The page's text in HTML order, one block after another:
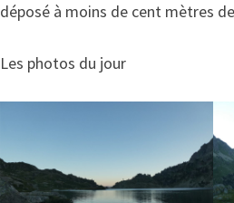
déposé à moins de cent mètres
Les photos du jour